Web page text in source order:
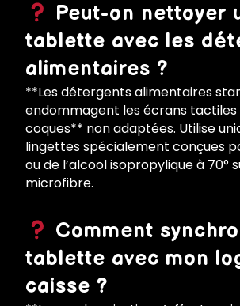
Peut-on nettoyer
tablette avec les
alimentaires ?
**Les détergents alimentaires
endommagent les écrans tactiles
coques** non adaptées. Utilise
lingettes spécialement conçues
ou de l’alcool isopropylique à 70°
microfibre.
Comment
tablette avec mon
caisse ?